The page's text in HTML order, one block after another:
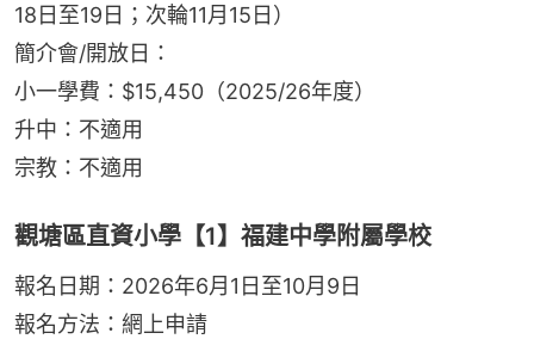
18日至19日；次輪11月15日）
簡介會/開放日：
小一學費：$15,450（2025/26年度）
升中：不適用
宗教：不適用
觀塘區直資小學【1】福建中學附屬學校
報名日期：2026年6月1日至10月9日
報名方法：網上申請